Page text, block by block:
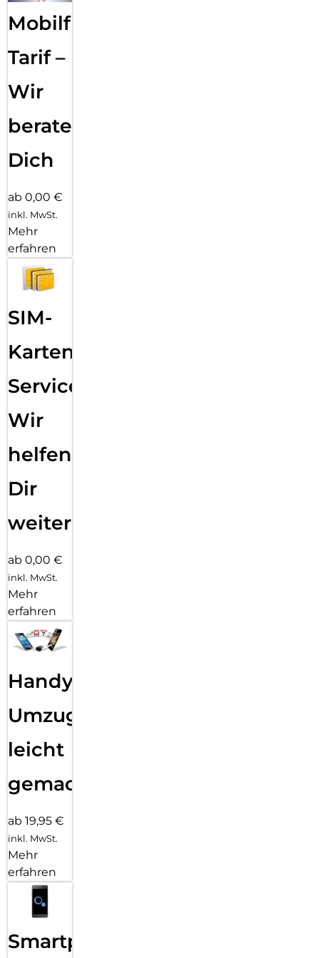
g47. Ganz klar deine besteAufnahme.
Mobilfunk
Tarif –
Wir
beraten
Dich
ab 0,00 €
inkl. MwSt.
Mehr
erfahren
SIM-
Karten
Service:
Wir
helfen
Dir
weiter
ab 0,00 €
inkl. MwSt.
Mehr
erfahren
Handy
Umzug
leicht
gemacht!
ab 19,95 €
inkl. MwSt.
Mehr
erfahren
Smartphone